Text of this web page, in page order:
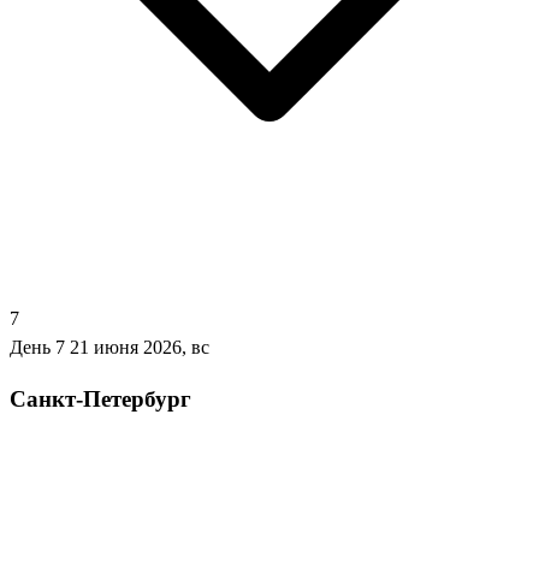
7
День 7 21 июня 2026, вс
Санкт-Петербург